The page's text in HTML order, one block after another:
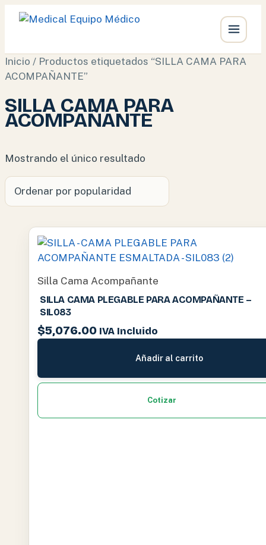
Ir
al
Inicio / Productos etiquetados “SILLA CAMA PARA
ACOMPAÑANTE”
SILLA CAMA PARA
ACOMPAÑANTE
Mostrando el único resultado
Silla Cama Acompañante
SILLA CAMA PLEGABLE PARA ACOMPAÑANTE –
SIL083
$5,076.00 IVA Incluido
Añadir al carrito
Cotizar